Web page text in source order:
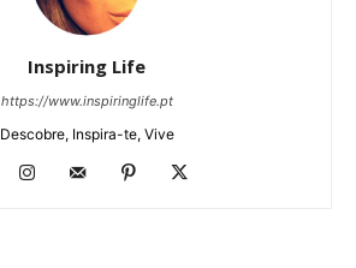
Inspiring Life
https://www.inspiringlife.pt
Descobre, Inspira-te, Vive